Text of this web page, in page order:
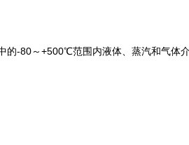
的-80～+500℃范围内液体、蒸汽和气